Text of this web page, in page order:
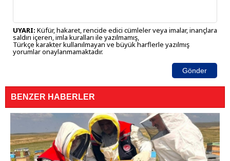
UYARI: Küfür, hakaret, rencide edici cümleler veya imalar, inançlara
saldırı içeren, imla kuralları ile yazılmamış,
Türkçe karakter kullanılmayan ve büyük harflerle yazılmış
yorumlar onaylanmamaktadır.
Gönder
BENZER HABERLER